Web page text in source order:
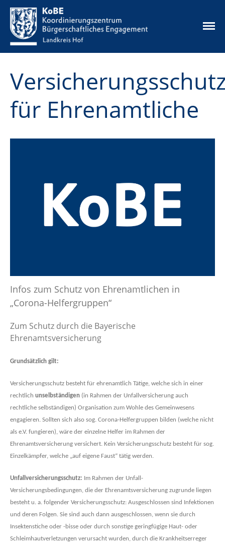
Unsere Angebote
Ehrenamtskarte
Datenschutz
Impressum
für Ehrenamtliche
Infos zum Schutz von Ehrenamtlichen in
„Corona-Helfergruppen“
Zum Schutz durch die Bayerische
Ehrenamtsversicherung
Grundsätzlich gilt:
Versicherungsschutz besteht für ehrenamtlich Tätige, welche sich in einer
rechtlich unselbständigen (in Rahmen der Unfallversicherung auch
rechtliche selbständigen) Organisation zum Wohle des Gemeinwesens
engagieren. Sollten sich also sog. Corona-Helfergruppen bilden (welche nicht
als e.V. fungieren), wäre der einzelne Helfer im Rahmen der
Ehrenamtsversicherung versichert. Kein Versicherungsschutz besteht für sog.
Einzelkämpfer, welche „auf eigene Faust“ tätig werden.
Unfallversicherungsschutz:
Im Rahmen der Unfall-
Versicherungsbedingungen, die der Ehrenamtsversicherung zugrunde liegen
besteht u. a. folgender Versicherungsschutz: Ausgeschlossen sind Infektionen
und deren Folgen. Sie sind auch dann ausgeschlossen, wenn sie durch
Insektenstiche oder -bisse oder durch sonstige geringfügige Haut- oder
Schleimhautverletzungen verursacht wurden, durch die Krankheitserreger